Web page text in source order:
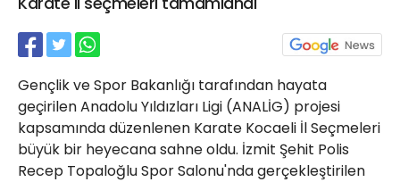
Gençlik ve Spor Bakanlığı tarafından hayata
geçirilen Anadolu Yıldızları Ligi (ANALİG) projesi
kapsamında düzenlenen Karate Kocaeli İl Seçmeleri
büyük bir heyecana sahne oldu. İzmit Şehit Polis
Recep Topaloğlu Spor Salonu'nda gerçekleştirilen
21 Gölcük
02624132333